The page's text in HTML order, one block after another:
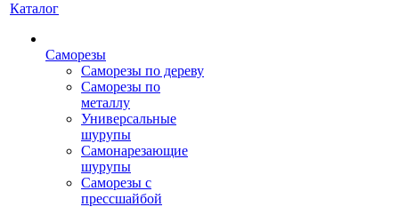
Каталог
Саморезы
Саморезы по дереву
Саморезы по
металлу
Универсальные
шурупы
Самонарезающие
шурупы
Саморезы с
прессшайбой